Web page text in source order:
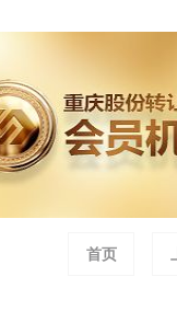
首页